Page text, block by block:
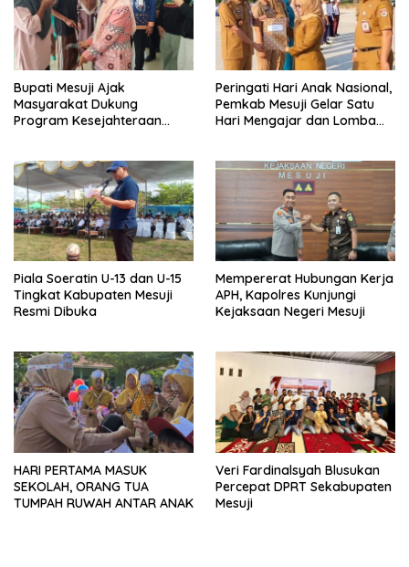
Bupati Mesuji Ajak
Masyarakat Dukung
Program Kesejahteraan
Peringati Hari Anak Nasional,
Pemkab Mesuji Gelar Satu
Hari Mengajar dan Lomba
Piala Soeratin U-13 dan U-15
Tingkat Kabupaten Mesuji
Resmi Dibuka
Mempererat Hubungan Kerja
APH, Kapolres Kunjungi
Kejaksaan Negeri Mesuji
HARI PERTAMA MASUK
SEKOLAH, ORANG TUA
TUMPAH RUWAH ANTAR ANAK
Veri Fardinalsyah Blusukan
Percepat DPRT Sekabupaten
Mesuji